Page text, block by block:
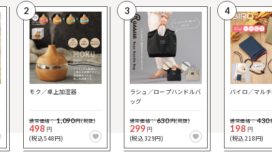
2
モク／卓上加湿器
通常価格： 1,090円(税抜)
498 円
(税込548円)
3
ラシュ／ロープハンドルバ
ッグ
通常価格： 630円(税抜)
299 円
(税込329円)
4
バイロ／マル
通常価格： 430
198 円
(税込218円)